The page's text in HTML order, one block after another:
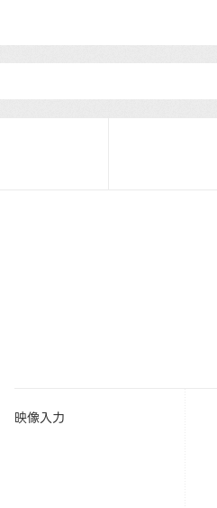
映像入力